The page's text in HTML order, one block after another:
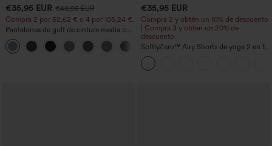
€35,95 EUR €40,95 EUR
Compra 2 por 52,62 € o 4 por 105,24 €.
Pantalones de golf de cintura media con
cordón, dobladillo curvo, secado rápido,
de corte cónico y con bolsillos - UPF40+
+2
€35,95 EUR
Compra 2 y obtén un 10% de descuento
| Compra 3 y obtén un 20% de
descuento
SoftlyZero™ Airy Shorts de yoga 2 en 1
InstantCool de talle súper alto, 7" con
bolsillos